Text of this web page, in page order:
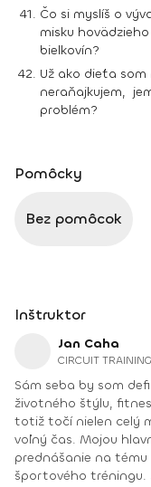
Čo si myslíš o
misku
bielkovín?
Už ako dieťa
neraňajkujem,
problém?
Pomôcky
Bez pomôcok
Inštruktor
Jan Caha
CIRCUIT TRAINING
Sám seba by som
životného štýlu,
totiž točí nielen celý
voľný čas. Mojou hlavnou „brandžou“ je štúdium a
prednášanie na tému
športového tréningu.